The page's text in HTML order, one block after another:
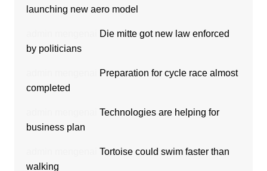
launching new aero model
Die mitte got new law enforced
by politicians
Preparation for cycle race almost
completed
Technologies are helping for
business plan
Tortoise could swim faster than
walking